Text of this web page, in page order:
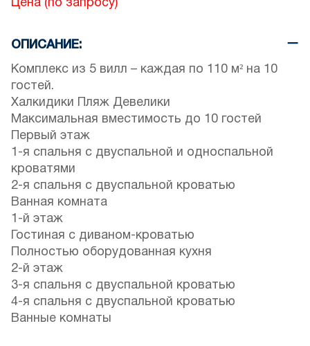
Цена (по запросу)
ОПИСАНИЕ:
Комплекс из 5 вилл – каждая по 110 м² на 10
гостей.
Халкидики Пляж Девелики
Максимальная вместимость до 10 гостей
Первый этаж
1-я спальня с двуспальной и односпальной
кроватями
2-я спальня с двуспальной кроватью
Ванная комната
1-й этаж
Гостиная с диваном-кроватью
Полностью оборудованная кухня
2-й этаж
3-я спальня с двуспальной кроватью
4-я спальня с двуспальной кроватью
Ванные комнаты